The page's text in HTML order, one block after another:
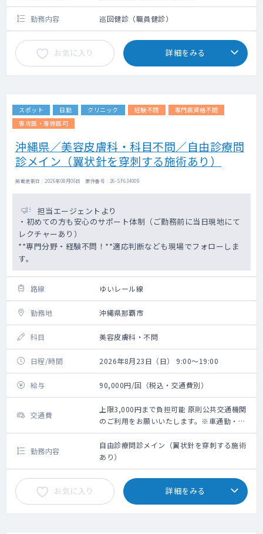
勤務内容 巡回健診（職員健診）
お気に入り 詳細をみる
スポット 日勤 クリニック 経験不問
専門医資格不問
専攻医・専修医可
沖縄県／美容皮膚科・科目不問／自由診療問
診メイン（翼状針を穿刺する施術あり）
掲載更新日 : 2026年08月06日 案件番号 : 26-SF634009
担当エージェントより
・初めての方も安心のサポート体制（ご勤務前に当日現地にて
レクチャーあり）
**専門分野・経験不問！**適応判断なども現場でフォローしま
す。
路線 ゆいレール線
勤務地 沖縄県那覇市
科目 美容皮膚科・不問
日程/時間 2026年8月23日（日） 9:00～19:00
給与 90,000円/回（税込・交通費別）
交通費
上限3,000円まで負担可能 原則公共交通機関
のご利用をお願いいたします。※車通勤・タ
クシー利用要相談
勤務内容
自由診療問診メイン（翼状針を穿刺する施術
あり）
お気に入り 詳細をみる